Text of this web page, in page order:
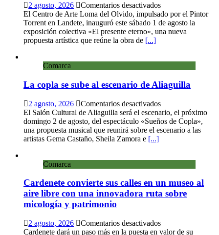
2 agosto, 2026 Comentarios desactivadosen
Landete
inaugura
la
en
Centro
de
Arte
Loma
El Centro de Arte Loma del Olvido, impulsado por el Pintor
Torrent en Landete, inauguró este sábado 1 de agosto la
exposición colectiva «El presente eterno», una nueva
propuesta artística que reúne la obra de [...]
Comarca
La copla se sube al escenario de Aliaguilla
2 agosto, 2026 Comentarios desactivadosen
La
copla
se
El Salón Cultural de Aliaguilla será el escenario, el próximo
domingo 2 de agosto, del espectáculo «Sueños de Copla»,
una propuesta musical que reunirá sobre el escenario a las
artistas Gema Castaño, Sheila Zamora e [...]
Comarca
Cardenete convierte sus calles en un museo al
aire libre con una innovadora ruta sobre
micología y patrimonio
2 agosto, 2026 Comentarios desactivadosen
Cardenete
Cardenete dará un paso más en la puesta en valor de su